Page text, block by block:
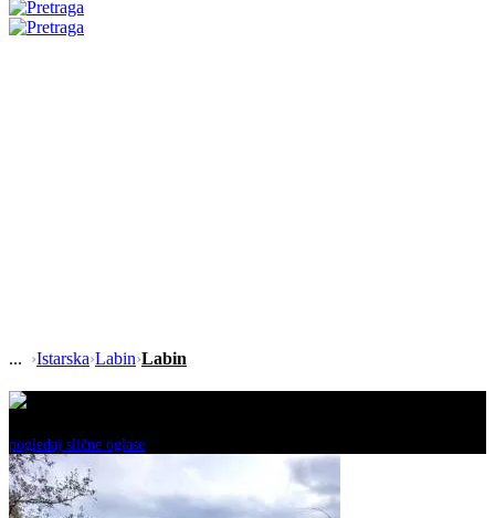
›Istarska›Labin›Labin
pogledaj slične oglase